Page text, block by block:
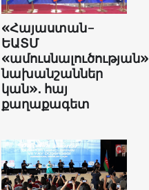
«Հայաստան-
ԵԱՏՄ
«ամուսնալուծության»
նախանշաններ
կան»․ հայ
քաղաքագետ